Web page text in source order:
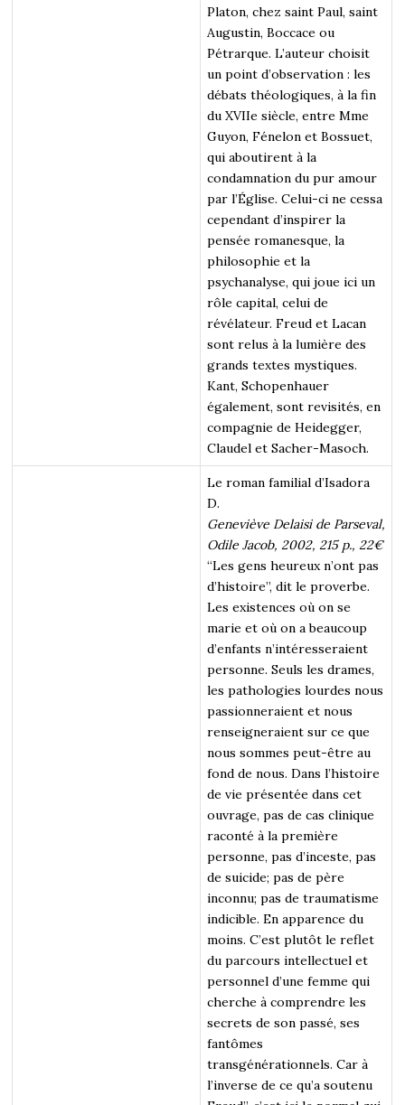
Platon, chez saint Paul, saint
Augustin, Boccace ou
Pétrarque. L’auteur choisit
un point d’observation : les
débats théologiques, à la fin
du XVIIe siècle, entre Mme
Guyon, Fénelon et Bossuet,
qui aboutirent à la
condamnation du pur amour
par l’Église. Celui-ci ne cessa
cependant d’inspirer la
pensée romanesque, la
philosophie et la
psychanalyse, qui joue ici un
rôle capital, celui de
révélateur. Freud et Lacan
sont relus à la lumière des
grands textes mystiques.
Kant, Schopenhauer
également, sont revisités, en
compagnie de Heidegger,
Claudel et Sacher-Masoch.
Le roman familial d’Isadora
D.
Geneviève Delaisi de Parseval,
Odile Jacob, 2002, 215 p., 22€
“Les gens heureux n’ont pas
d’histoire”, dit le proverbe.
Les existences où on se
marie et où on a beaucoup
d’enfants n’intéresseraient
personne. Seuls les drames,
les pathologies lourdes nous
passionneraient et nous
renseigneraient sur ce que
nous sommes peut-être au
fond de nous. Dans l’histoire
de vie présentée dans cet
ouvrage, pas de cas clinique
raconté à la première
personne, pas d’inceste, pas
de suicide; pas de père
inconnu; pas de traumatisme
indicible. En apparence du
moins. C’est plutôt le reflet
du parcours intellectuel et
personnel d’une femme qui
cherche à comprendre les
secrets de son passé, ses
fantômes
transgénérationnels. Car à
l’inverse de ce qu’a soutenu